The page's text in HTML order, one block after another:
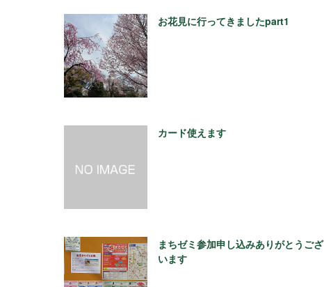
お花見に行ってきましたpart1
カード使えます
まちゼミ参加申し込みありがとうござ
います